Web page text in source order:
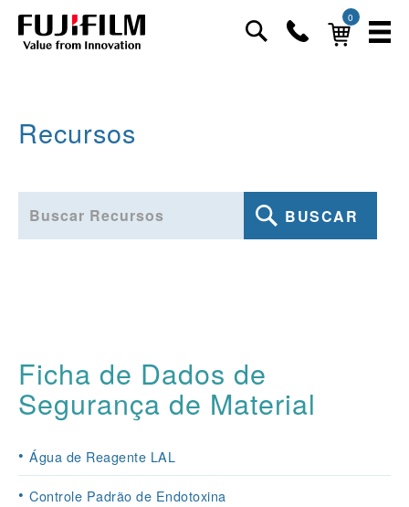
0
Recursos
BUSCAR
Ficha de Dados de
Segurança de Material
Água de Reagente LAL
Controle Padrão de Endotoxina